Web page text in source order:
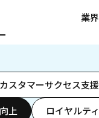
業界
カスタマーサクセス支援
上 ロイヤルティ